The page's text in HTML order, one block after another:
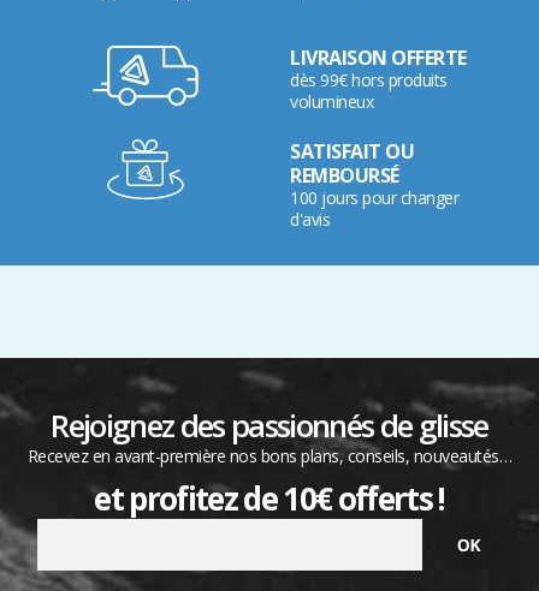
LIVRAISON OFFERTE
dès 99€ hors produits
volumineux
SATISFAIT OU
REMBOURSÉ
100 jours pour changer
d'avis
Rejoignez des passionnés de glisse
Recevez en avant-première nos bons plans, conseils, nouveautés…
et profitez de 10€ offerts !